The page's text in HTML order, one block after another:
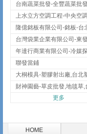
聯發當鋪
更多
HOME